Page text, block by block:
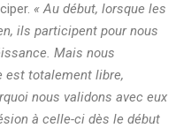
« Au début, lorsque les
ils participent pour nous
Mais nous
est totalement libre,
nous validons avec eux
à celle-ci dès le début